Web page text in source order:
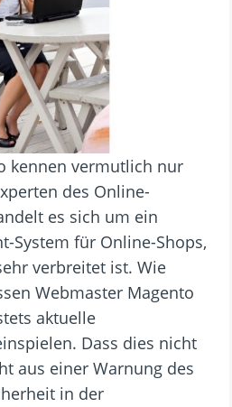
kennen vermutlich nur
des Online-
es sich um ein
System für Online-Shops,
verbreitet ist. Wie
Webmaster Magento
aktuelle
Dass dies nicht
aus einer Warnung des
in der